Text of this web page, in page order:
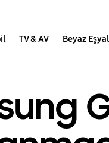
TV & AV Beyaz